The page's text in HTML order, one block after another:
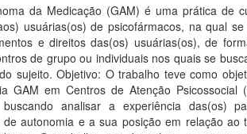
da Medicação (GAM) é uma prática de
usuárias(os) de psicofármacos, na qual se
e direitos das(os) usuárias(os), de
de grupo ou individuais nos quais se
sujeito. Objetivo: O trabalho teve como
GAM em Centros de Atenção Psicossocial
analisar a experiência das(os)
autonomia e a sua posição em relação ao